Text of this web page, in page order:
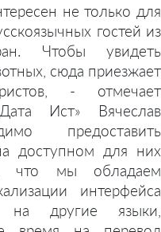
не только для
гостей из
Чтобы увидеть
сюда приезжает
- отмечает
Ист» Вячеслав
предоставить
доступном для них
что мы обладаем
интерфейса
на другие языки,